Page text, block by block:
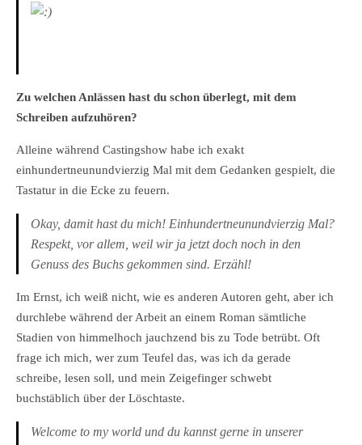
Zu welchen Anlässen hast du schon überlegt, mit dem
Schreiben aufzuhören?
Alleine während Castingshow habe ich exakt
einhundertneunundvierzig Mal mit dem Gedanken gespielt, die
Tastatur in die Ecke zu feuern.
Okay, damit hast du mich! Einhundertneunundvierzig Mal?
Respekt, vor allem, weil wir ja jetzt doch noch in den
Genuss des Buchs gekommen sind. Erzähl!
Im Ernst, ich weiß nicht, wie es anderen Autoren geht, aber ich
durchlebe während der Arbeit an einem Roman sämtliche
Stadien von himmelhoch jauchzend bis zu Tode betrübt. Oft
frage ich mich, wer zum Teufel das, was ich da gerade
schreibe, lesen soll, und mein Zeigefinger schwebt
buchstäblich über der Löschtaste.
Welcome to my world und du kannst gerne in unserer